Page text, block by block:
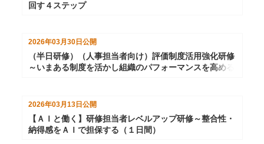
回す４ステップ
2026年03月30日 公開
（半日研修）（人事担当者向け）評価制度活用強化研修
～いまある制度を活かし組織のパフォーマンスを高める
2026年03月13日公開
【ＡＩと働く】研修担当者レベルアップ研修～整合性・
納得感をＡＩで担保する（１日間）